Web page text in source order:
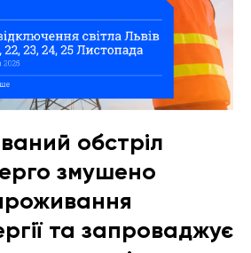
обстріл
змушено
та запроваджує